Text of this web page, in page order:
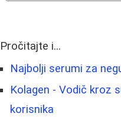
Pročitajte i...
Najbolji serumi za
Kolagen - Vodič kroz
korisnika